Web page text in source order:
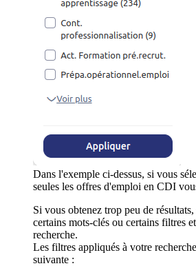
Dans l'exemple ci-dessus, si vous
seules les offres d'emploi en CDI
Si vous obtenez trop peu de
certains mots-clés ou certains filtres
recherche.
Les filtres appliqués à votre
suivante :